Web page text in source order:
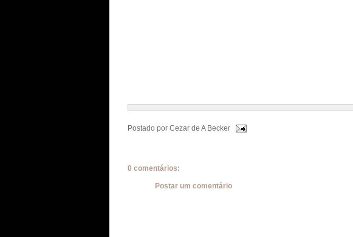
Postado por Cezar de A Becker
0 comentários:
Postar um comentário